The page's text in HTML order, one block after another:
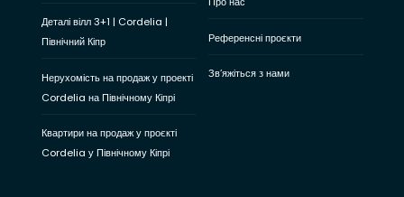
Деталі вілл 3+1 | Cordelia |
Північний Кіпр
Нерухомість на продаж у проекті
Cordelia на Північному Кіпрі
Квартири на продаж у проєкті
Cordelia у Північному Кіпрі
Референсні проєкти
Зв’яжіться з нами